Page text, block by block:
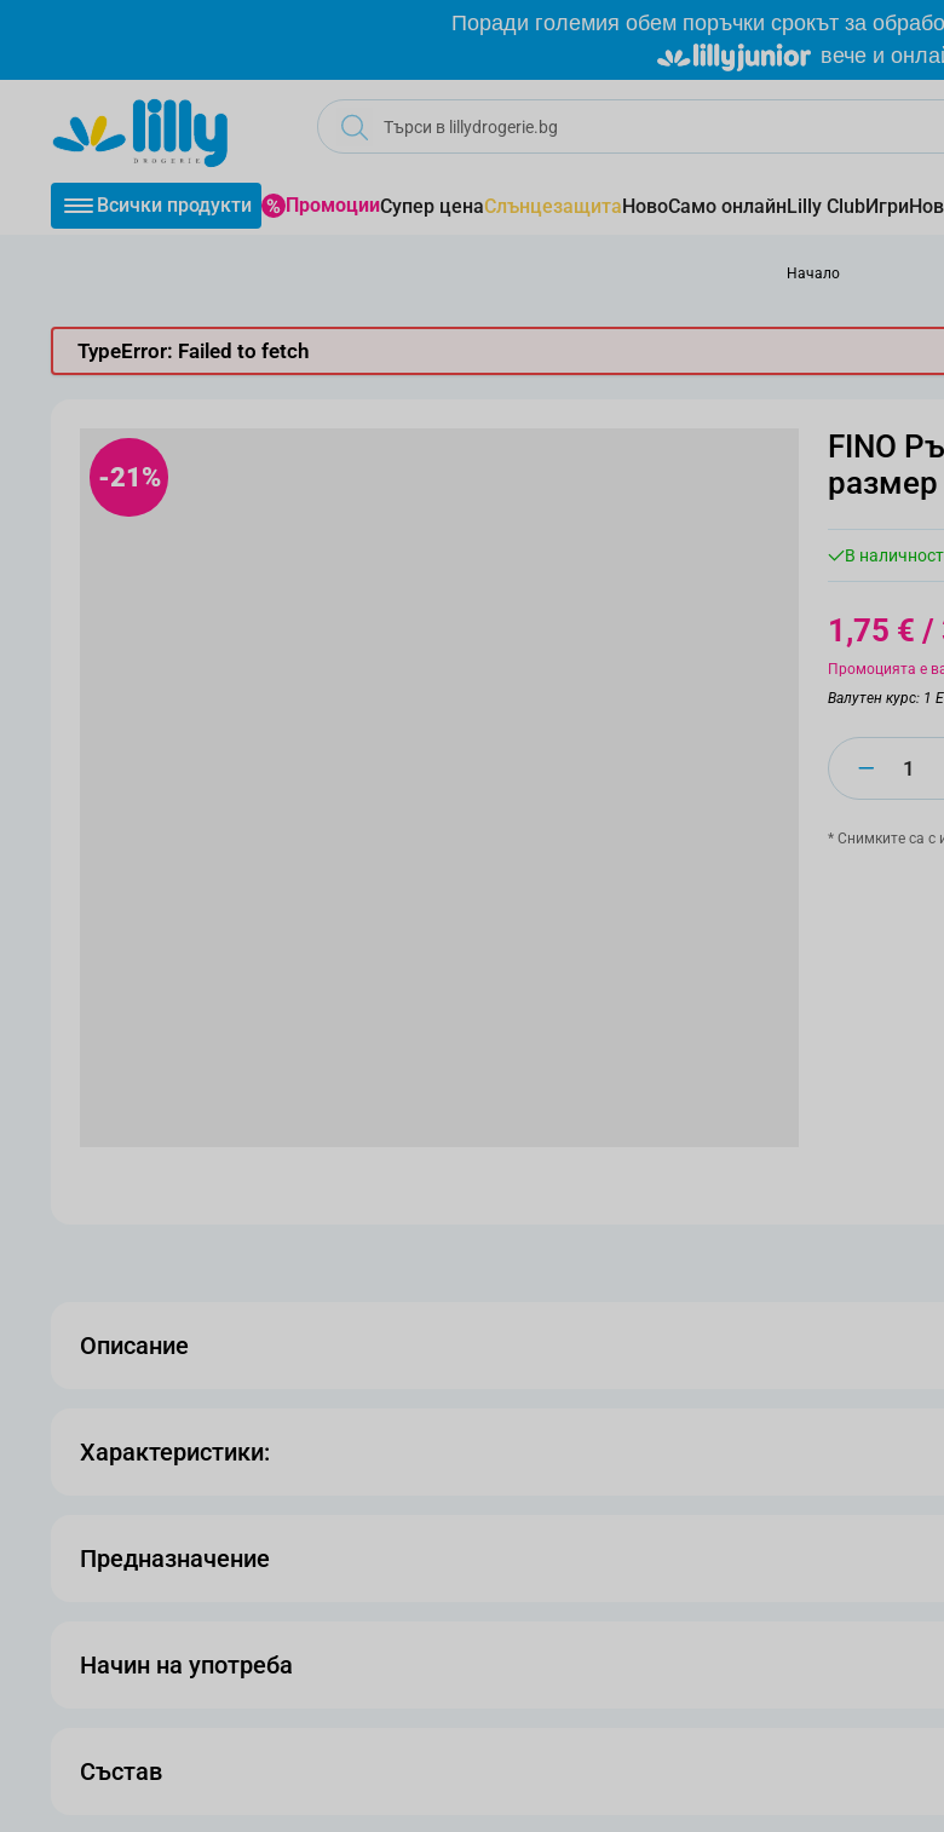
Поради големия обем поръчки срокът за
вече и
Всички продукти ПромоцииСупер ценаСлънцезащитаНовоСамо онлайнLilly ClubИгри
Начало
TypeError: Failed to fetch
-21%
FINO
В наличност
1,75 € /
Промоцията е
Валутен курс: 1
* Снимките са с
Описание
Характеристики:
Предназначение
Начин на употреба
Състав